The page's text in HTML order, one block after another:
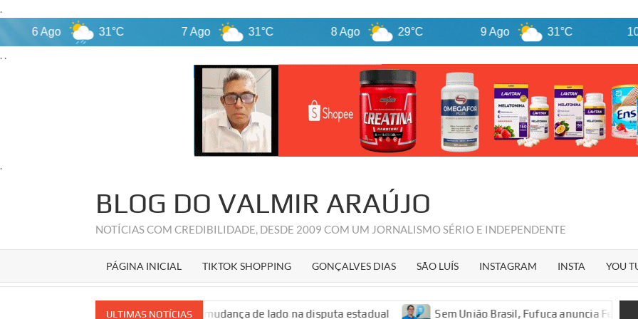
.
31°C 31°C 29°C 31°C
. .
.
BLOG DO VALMIR ARAÚJO
NOTÍCIAS COM CREDIBILIDADE, DESDE 2009 COM UM JORNALISMO SÉRIO E INDEPENDENTE
PÁGINA INICIAL TIKTOK SHOPPING GONÇALVES DIAS SÃO LUÍS INSTAGRAM INSTA YOU
ULTIMAS NOTÍCIAS
derrotas políticas após mudança de lado na disputa estadual Sem União Brasil, Fufuca anuncia Fernando Fialho e